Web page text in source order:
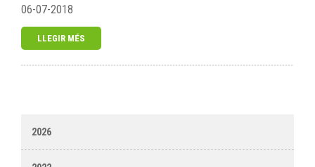
06-07-2018
LLEGIR MÉS
2026